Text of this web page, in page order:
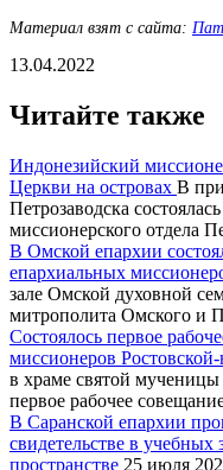
Материал взят с сайта:
13.04.2022
Читайте также
Индонезийский
Церкви на островах В
Петрозаводска
миссионерского отдела
В Омской епархии
епархиальных
зале Омской духовной
митрополита Омского и
Состоялось первое
миссионеров
в храме святой
первое рабочее
В Саранской епархии
свидетельстве в
пространстве 25 июля